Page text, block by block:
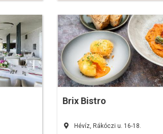
Brix Bistro
Hévíz, Rákóczi u. 16-18.